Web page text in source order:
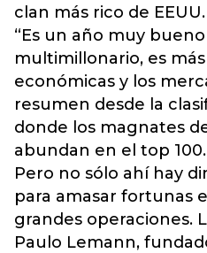
clan más rico de EEUU.
“Es un año muy
multimillonario, es
económicas y los
resumen desde la
donde los magnates
abundan en el top 100.
Pero no sólo ahí hay
para amasar fortunas
grandes operaciones.
Paulo Lemann,